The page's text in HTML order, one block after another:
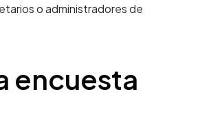
o administradores de
encuesta